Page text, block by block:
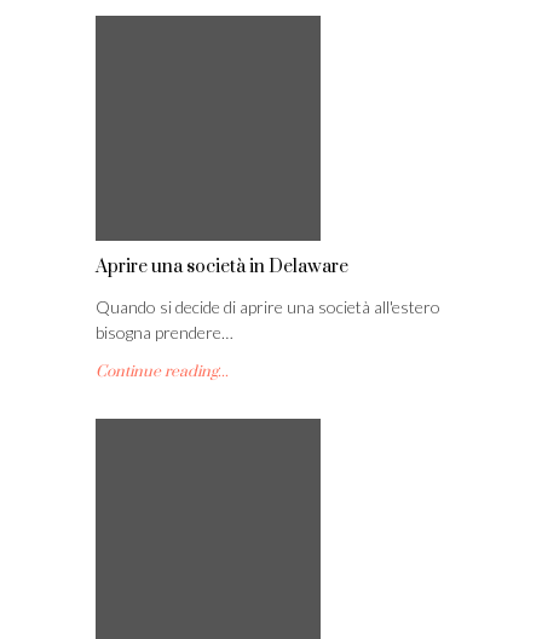
Aprire una società in Delaware
Quando si decide di aprire una società all'estero
bisogna prendere…
Continue reading...